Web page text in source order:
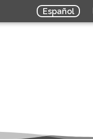
Español